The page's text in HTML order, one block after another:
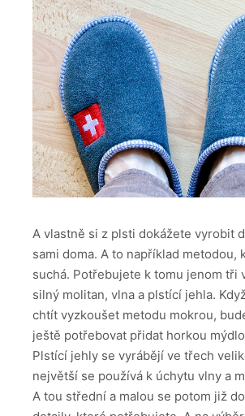
A vlastně si z plsti dokážete vyrobit
sami doma. A to například metodou,
suchá. Potřebujete k tomu jenom tři
silný molitan, vlna a plstící jehla.
chtít vyzkoušet metodu mokrou,
ještě potřebovat přidat horkou
Plstící jehly se vyrábějí ve třech
největší se používá k úchytu vlny a
A tou střední a malou se potom již